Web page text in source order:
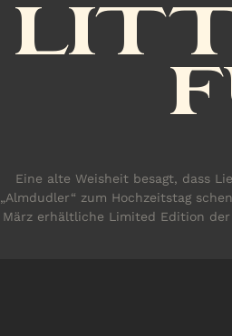
Eine alte Weisheit besagt, dass
„Almdudler“ zum Hochzeitstag
März erhältliche Limited Edition